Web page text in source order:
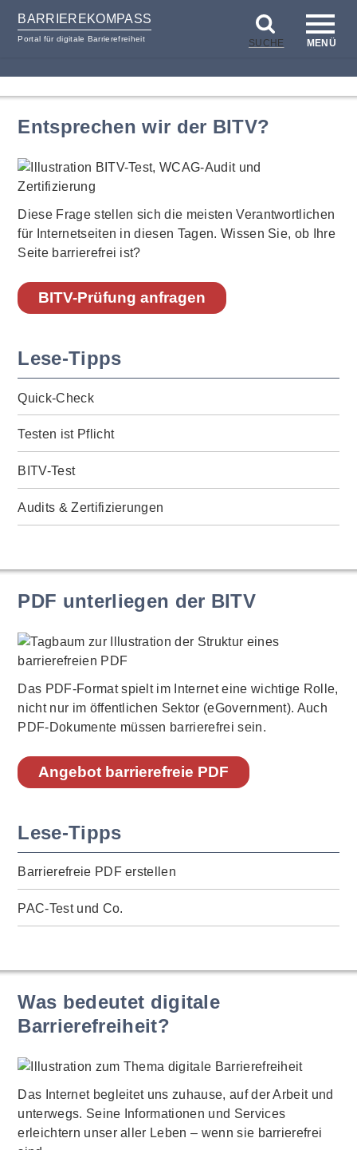
BARRIEREKOMPASS
Portal für digitale Barrierefreiheit SUCHE MENÜ
Entsprechen wir der BITV?
Diese Frage stellen sich die meisten Verantwortlichen
für Internetseiten in diesen Tagen. Wissen Sie, ob Ihre
Seite barrierefrei ist?
BITV-Prüfung anfragen
Lese-Tipps
Quick-Check
Testen ist Pflicht
BITV-Test
Audits & Zertifizierungen
PDF unterliegen der BITV
Das PDF-Format spielt im Internet eine wichtige Rolle,
nicht nur im öffentlichen Sektor (eGovernment). Auch
PDF-Dokumente müssen barrierefrei sein.
Angebot barrierefreie PDF
Lese-Tipps
Barrierefreie PDF erstellen
PAC-Test und Co.
Was bedeutet digitale
Barrierefreiheit?
Das Internet begleitet uns zuhause, auf der Arbeit und
unterwegs. Seine Informationen und Services
erleichtern unser aller Leben – wenn sie barrierefrei